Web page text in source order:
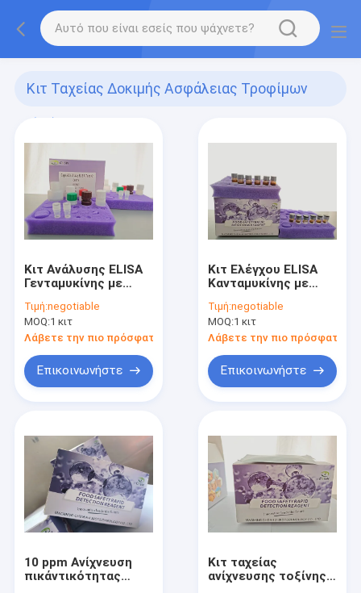
Κιτ Ταχείας Δοκιμής Ασφάλειας Τροφίμων
Κιτ Ανάλυσης ELISA
Γενταμυκίνης με
0,05ppb, Υψηλή
Ανάκτηση ≥80% και
Χρόνο Ανίχνευσης 8
λεπτών για
Ζωοτροφές, Γάλα
και Ορό
Τιμή:negotiable
MOQ:1 κιτ
Λάβετε την πιο πρόσφατη τιμή
Επικοινωνήστε
Κιτ Ελέγχου ELISA
Κανταμυκίνης με
Ανάκτηση 80-110%
και Χρόνο
Ανίχνευσης 1,5 Ώρας
για Ορό Εμβολίων και
Πλάσμα
Τιμή:negotiable
MOQ:1 κιτ
Λάβετε την πιο πρόσφατη
Επικοινωνήστε
10 ppm Ανίχνευση
πικάντικότητας
Κιτ ταχείας
ανίχνευσης τοξίνης